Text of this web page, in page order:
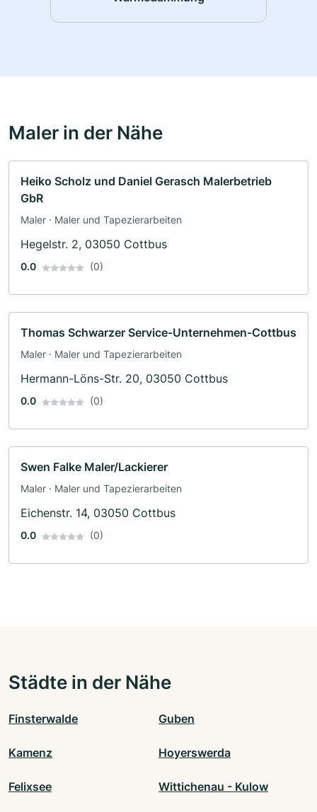
Maler in der Nähe
Heiko Scholz und Daniel Gerasch Malerbetrieb
GbR
Maler · Maler und Tapezierarbeiten
Hegelstr. 2, 03050 Cottbus
0.0 (0)
Thomas Schwarzer Service-Unternehmen-Cottbus
Maler · Maler und Tapezierarbeiten
Hermann-Löns-Str. 20, 03050 Cottbus
0.0 (0)
Swen Falke Maler/Lackierer
Maler · Maler und Tapezierarbeiten
Eichenstr. 14, 03050 Cottbus
0.0 (0)
Städte in der Nähe
Finsterwalde Guben
Kamenz Hoyerswerda
Felixsee Wittichenau - Kulow